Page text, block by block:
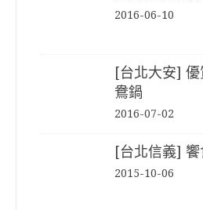
2016-06-10
[台北大安]
鴦鍋
2016-07-02
[台北信義]
2015-10-06